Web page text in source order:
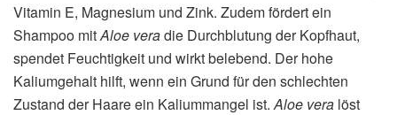
Vitamin E, Magnesium und Zink. Zudem fördert ein
Shampoo mitAloe veradie Durchblutung der Kopfhaut,
spendet Feuchtigkeit und wirkt belebend. Der hohe
Kaliumgehalt hilft, wenn ein Grund für den schlechten
Zustand der Haare ein Kaliummangel ist.Aloe vera löst